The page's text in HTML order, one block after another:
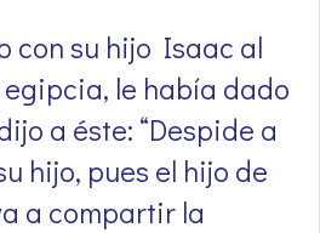
con su hijo Isaac al
egipcia, le había dado
a éste: “Despide a
hijo, pues el hijo de
a compartir la